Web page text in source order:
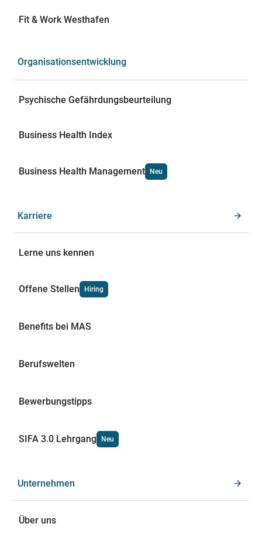
Fit & Work Westhafen
Organisationsentwicklung
Psychische Gefährdungsbeurteilung
Business Health Index
Business Health Management Neu
Karriere
Lerne uns kennen
Offene Stellen Hiring
Benefits bei MAS
Berufswelten
Bewerbungstipps
SIFA 3.0 Lehrgang Neu
Unternehmen
Über uns